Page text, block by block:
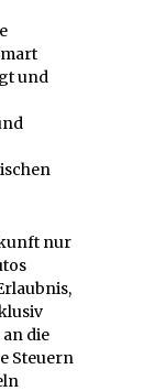
und
nur
die
Steuern